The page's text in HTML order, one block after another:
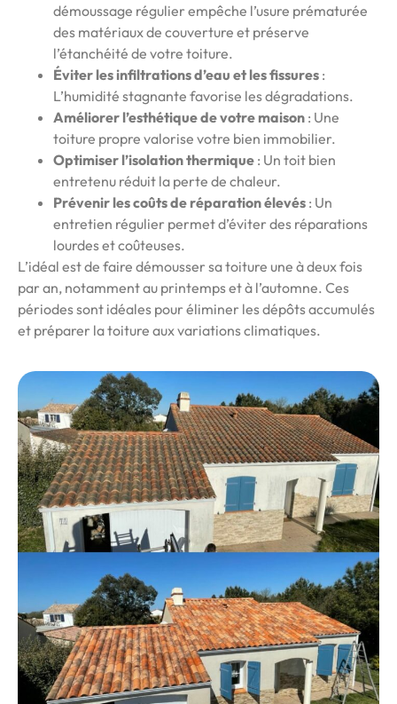
démoussage régulier empêche l’usure prématurée
des matériaux de couverture et préserve
l’étanchéité de votre toiture.
Éviter les infiltrations d’eau et les fissures :
L’humidité stagnante favorise les dégradations.
Améliorer l’esthétique de votre maison : Une
toiture propre valorise votre bien immobilier.
Optimiser l’isolation thermique : Un toit bien
entretenu réduit la perte de chaleur.
Prévenir les coûts de réparation élevés : Un
entretien régulier permet d’éviter des réparations
lourdes et coûteuses.
L’idéal est de faire démousser sa toiture une à deux fois
par an, notamment au printemps et à l’automne. Ces
périodes sont idéales pour éliminer les dépôts accumulés
et préparer la toiture aux variations climatiques.